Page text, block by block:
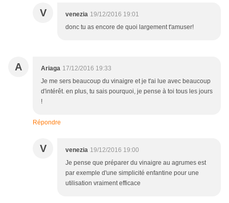
V venezia 19/12/2016 19:01
donc tu as encore de quoi largement t'amuser!
A Ariaga 17/12/2016 19:33
Je me sers beaucoup du vinaigre et je t'ai lue avec beaucoup
d'intérêt. en plus, tu sais pourquoi, je pense à toi tous les jours
!
Répondre
V venezia 19/12/2016 19:00
Je pense que préparer du vinaigre au agrumes est
par exemple d'une simplicité enfantine pour une
utilisation vraiment efficace